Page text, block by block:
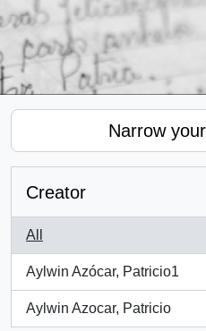
Narrow
Creator
All
Aylwin Azócar, Patricio1
, 1 results
Aylwin Azocar, Patricio
, 1 results